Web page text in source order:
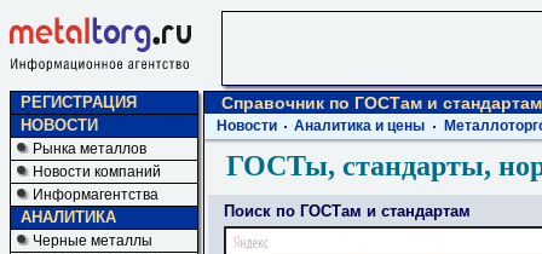
РЕГИСТРАЦИЯ
НОВОСТИ
Рынка металлов
Новости компаний
Информагентства
АНАЛИТИКА
Черные металлы
Справочник по ГОСТам и стандартам
Новости Аналитика и цены
ГОСТы, стандарты,
Поиск по ГОСТам и стандартам